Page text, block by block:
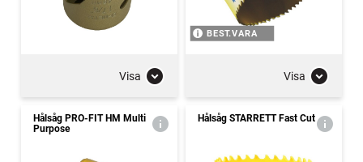
Visa
BEST.VARA
Visa
Hålsåg PRO-FIT HM Multi
Purpose
Hålsåg STARRETT Fast Cut